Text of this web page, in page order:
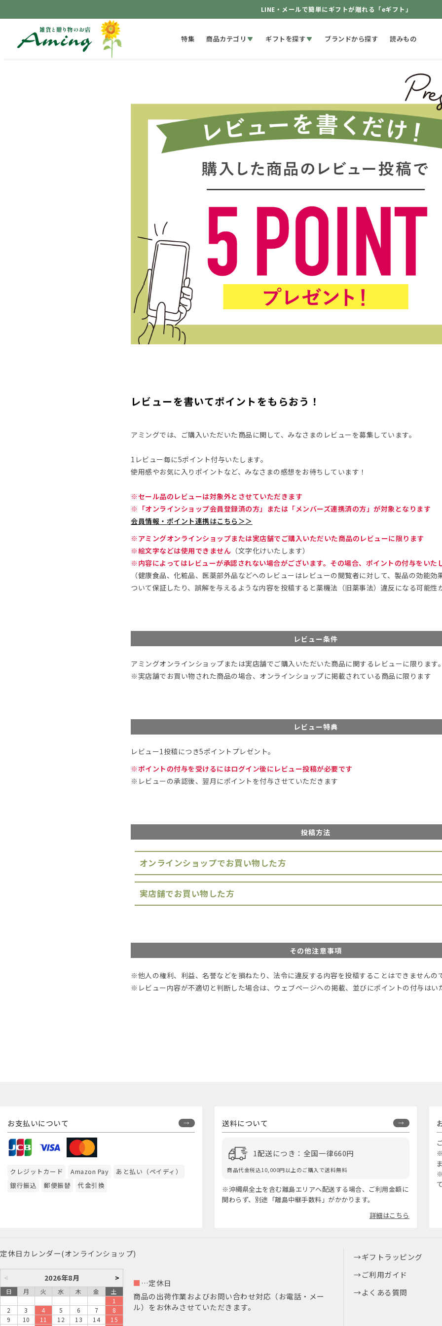
LINE・メールで簡単にギフトが贈れる「eギフト」
特集 商品カテゴリ ギフトを探す ブランドから探す 読みもの
レビューを書いてポイントをもらおう！
アミングでは、ご購入いただいた商品に関して、みなさまのレビューを募集しています。
1レビュー毎に5ポイント付与いたします。
使用感やお気に入りポイントなど、みなさまの感想をお待ちしています！
※セール品のレビューは対象外とさせていただきます
※「オンラインショップ会員登録済の方」または「メンバーズ連携済の方」が対象となります
会員情報・ポイント連携はこちら＞＞
※アミングオンラインショップまたは実店舗でご購入いただいた商品のレビューに限ります
※絵文字などは使用できません （文字化けいたします）
※内容によってはレビューが承認されない場合がございます。その場合、ポイントの付与をいた
（健康食品、化粧品、医薬部外品などへのレビューはレビューの閲覧者に対して、製品の効能効
ついて保証したり、誤解を与えるような内容を投稿すると薬機法（旧薬事法）違反になる可能性
レビュー条件
アミングオンラインショップまたは実店舗でご購入いただいた商品に関するレビューに限ります
※実店舗でお買い物された商品の場合、オンラインショップに掲載されている商品に限ります
レビュー特典
レビュー1投稿につき5ポイントプレゼント。
※ポイントの付与を受けるにはログイン後にレビュー投稿が必要です
※レビューの承認後、翌月にポイントを付与させていただきます
投稿方法
オンラインショップでお買い物した方
実店舗でお買い物した方
その他注意事項
※他人の権利、利益、名誉などを損ねたり、法令に違反する内容を投稿することはできませんの
※レビュー内容が不適切と判断した場合は、ウェブページへの掲載、並びにポイントの付与はい
お支払いについて
クレジットカード Amazon Pay
あと払い（ペイディ）
銀行振込
郵便振替 代金引換
送料について
1配送につき：全国一律660円
商品代金税込10,000円以上のご購入で送料無料
※沖縄県全土を含む離島エリアへ配送する場合、ご利用金額に
関わらず、別途「離島中継手数料」がかかります。
詳細はこちら
定休日カレンダー(オンラインショップ)
< 2026年8月 >
日 月 火 水 木 金
土
1
2
3 4 5 6 7
8
9
10 11 12 13 14
15
■ …定休日
商品の出荷作業およびお問い合わせ対応（お電話・メー
ル）をお休みさせていただきます。
ギフトラッピング
ご利用ガイド
よくある質問